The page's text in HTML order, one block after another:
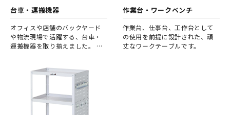
台車・運搬機器
オフィスや店舗のバックヤード
や物流現場で活躍する、台車・
運搬機器を取り揃えました。 ハ
作業台・ワークベンチ
作業台、仕事台、工作台として
の使用を前提に設計された、頑
丈なワークテーブルです。